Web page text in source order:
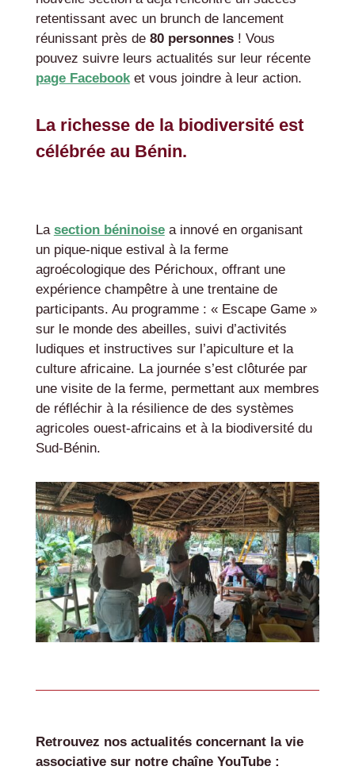
retentissant avec un brunch de lancement
réunissant près de80 personnes! Vous
pouvez suivre leurs actualités sur leur récente
page Facebooket vous joindre à leur action.
La richesse de la biodiversité est
célébrée au Bénin.
La section béninoisea innové en organisant
un pique-nique estival à la ferme
agroécologique des Périchoux, offrant une
expérience champêtre à une trentaine de
participants. Au programme : « Escape Game »
sur le monde des abeilles, suivi d’activités
ludiques et instructives sur l’apiculture et la
culture africaine. La journée s’est clôturée par
une visite de la ferme, permettant aux membres
de réfléchir à la résilience de des systèmes
agricoles ouest-africains et à la biodiversité du
Sud-Bénin.
Retrouvez nos actualités concernant la vie
associative sur notre chaîne YouTube :